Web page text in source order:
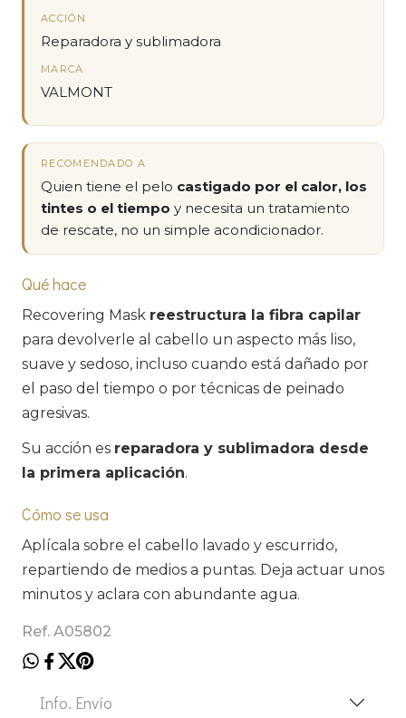
ACCIÓN
Reparadora y sublimadora
MARCA
VALMONT
RECOMENDADO A
Quien tiene el pelo castigado por el calor, los
tintes o el tiempo y necesita un tratamiento
de rescate, no un simple acondicionador.
Qué hace
Recovering Mask reestructura la fibra capilar
para devolverle al cabello un aspecto más liso,
suave y sedoso, incluso cuando está dañado por
el paso del tiempo o por técnicas de peinado
agresivas.
Su acción es reparadora y sublimadora desde
la primera aplicación.
Cómo se usa
Aplícala sobre el cabello lavado y escurrido,
repartiendo de medios a puntas. Deja actuar unos
minutos y aclara con abundante agua.
Ref. A05802
Info. Envío